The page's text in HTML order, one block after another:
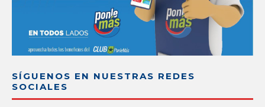
SÍGUENOS EN NUESTRAS REDES
SOCIALES